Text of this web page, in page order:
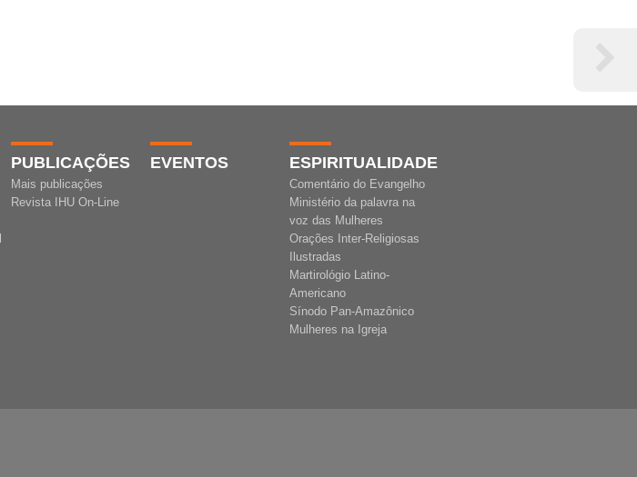
PUBLICAÇÕES
Mais publicações
Revista IHU On-Line
EVENTOS ESPIRITUALIDADE
Comentário do Evangelho
Ministério da palavra na
voz das Mulheres
Orações Inter-Religiosas
Ilustradas
Martirológio Latino-
Americano
Sínodo Pan-Amazônico
Mulheres na Igreja